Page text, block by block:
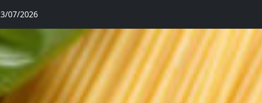
07/2026